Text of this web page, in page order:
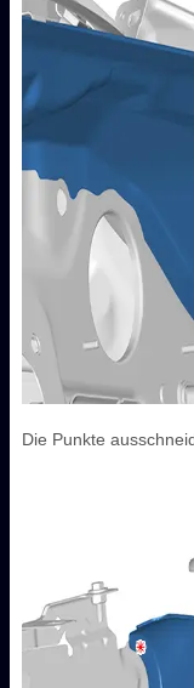
Die Punkte